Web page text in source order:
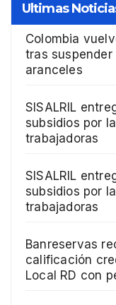
Ultimas
Colombia
tras
aranceles
SISALRIL
subsidios por
trabajadoras
SISALRIL
subsidios por
trabajadoras
Banreservas
calificación
Local RD con